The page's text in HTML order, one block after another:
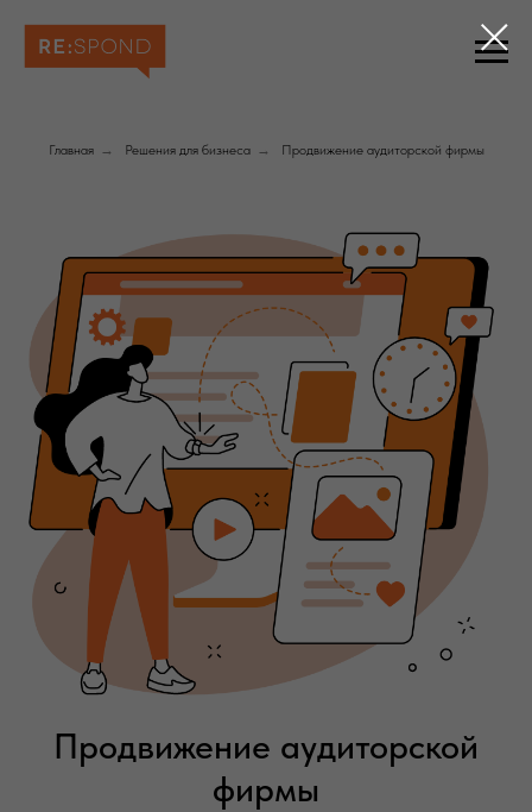
Главная → Решения для бизнеса → Продвижение аудиторской фирмы
Продвижение аудиторской
фирмы